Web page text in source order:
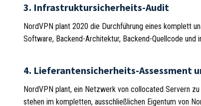
3. Infrastruktursicherheits-Audit
NordVPN plant 2020 die Durchführung eines komplett
Software, Backend-Architektur, Backend-Quellcode und
4. Lieferantensicherheits-Assessment
NordVPN plant, ein Netzwerk von collocated Servern
stehen im kompletten, ausschließlichen Eigentum von